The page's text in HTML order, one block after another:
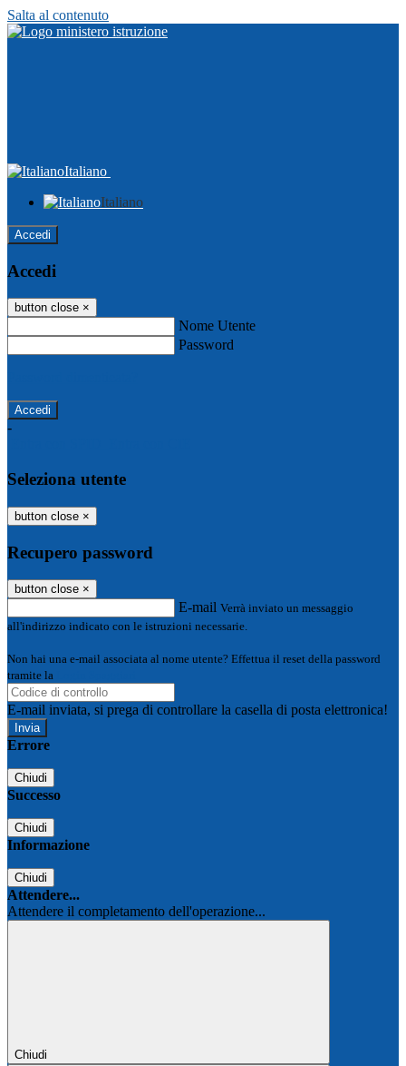
Salta al contenuto
Italiano
Italiano
Accedi
Accedi
button close ×
Nome Utente
Password
-
Seleziona utente
button close ×
Recupero password
button close ×
E-mail Verrà inviato un messaggio
all'indirizzo indicato con le istruzioni necessarie.
Non hai una e-mail associata al nome utente? Effettua il reset della password
tramite la
E-mail inviata, si prega di controllare la casella di posta elettronica!
Errore
Chiudi
Successo
Chiudi
Informazione
Chiudi
Attendere...
Attendere il completamento dell'operazione...
Chiudi